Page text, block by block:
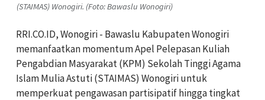
(STAIMAS) Wonogiri. (Foto: Bawaslu Wonogiri)
RRI.CO.ID, Wonogiri - Bawaslu Kabupaten Wonogiri
memanfaatkan momentum Apel Pelepasan Kuliah
Pengabdian Masyarakat (KPM) Sekolah Tinggi Agama
Islam Mulia Astuti (STAIMAS) Wonogiri untuk
memperkuat pengawasan partisipatif hingga tingkat